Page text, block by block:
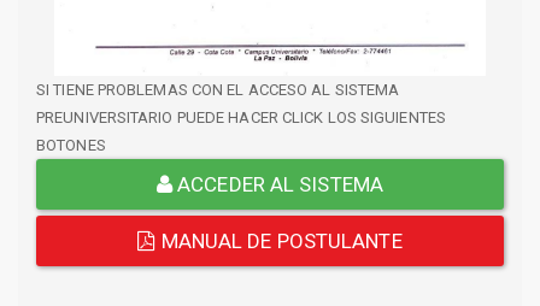
SI TIENE PROBLEMAS CON EL ACCESO AL SISTEMA
PREUNIVERSITARIO PUEDE HACER CLICK LOS SIGUIENTES
BOTONES
ACCEDER AL SISTEMA
MANUAL DE POSTULANTE